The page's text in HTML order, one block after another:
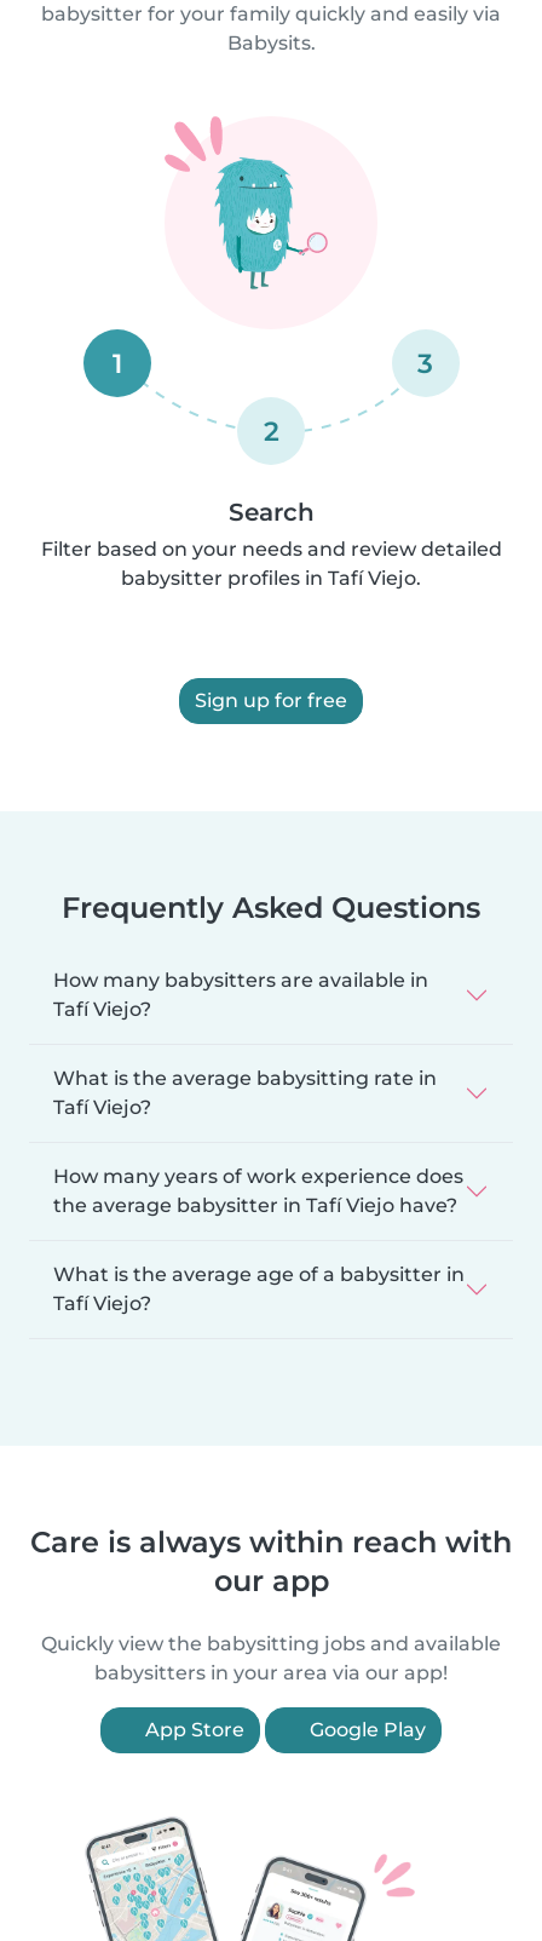
babysitter for your family quickly and easily via
Babysits.
1
2
3
Search
Filter based on your needs and review detailed
babysitter profiles in Tafí Viejo.
Sign up for free
Frequently Asked Questions
How many babysitters are available in
Tafí Viejo?
What is the average babysitting rate in
Tafí Viejo?
How many years of work experience does
the average babysitter in Tafí Viejo have?
What is the average age of a babysitter in
Tafí Viejo?
Care is always within reach with
our app
Quickly view the babysitting jobs and available
babysitters in your area via our app!
App Store Google Play